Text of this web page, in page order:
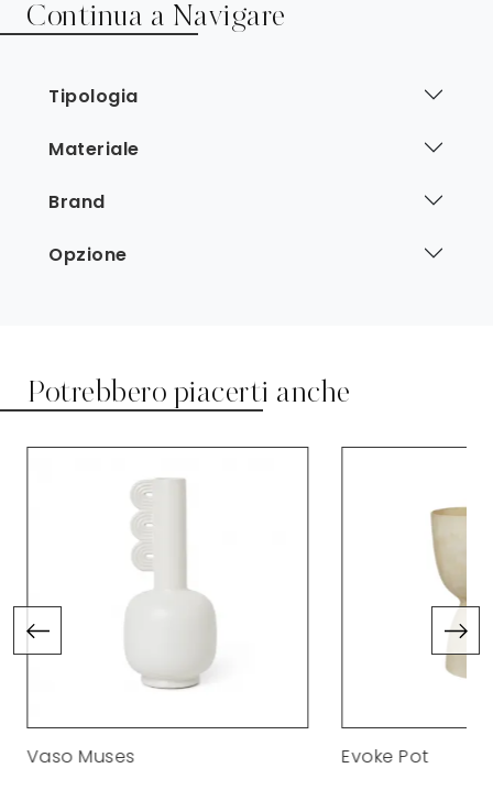
Continua a Navigare
Tipologia
Materiale
Brand
Opzione
Potrebbero piacerti anche
Vaso Muses Evoke Pot